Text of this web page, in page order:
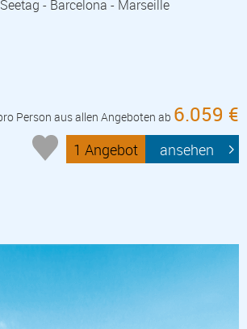
- Barcelona - Marseille
Person aus allen Angeboten ab 6.059 €
1 Angebot ansehen